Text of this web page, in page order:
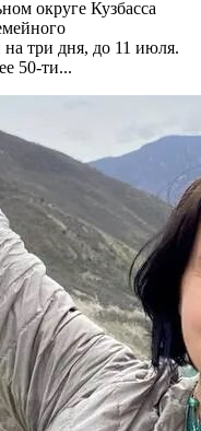
округе Кузбасса
три дня, до 11 июля.
50-ти...